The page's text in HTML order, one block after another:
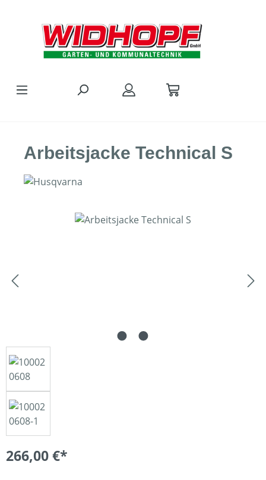
Arbeitsjacke Technical S
Bildergalerie überspringen
266,00 €*